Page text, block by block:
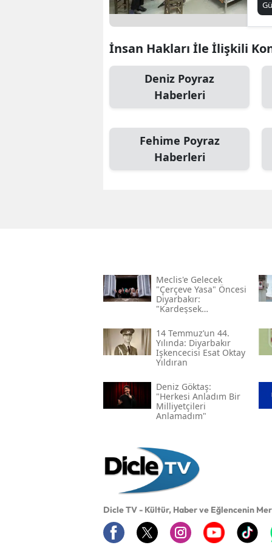
İnsan Hakları İle İlişkili
Deniz Poyraz
Haberleri
Fehime Poyraz
Haberleri
Meclis'e Gelecek
"çerçeve Yasa" Öncesi
Diyarbakır:
"kardeşsek
14 Temmuz’un 44.
Yılında: Diyarbakır
Işkencecisi Esat Oktay
Yıldıran
Deniz Göktaş:
"herkesi Anladım Bir
Milliyetçileri
Anlamadım"
Dicle TV - Kültür, Haber ve Eğlencenin